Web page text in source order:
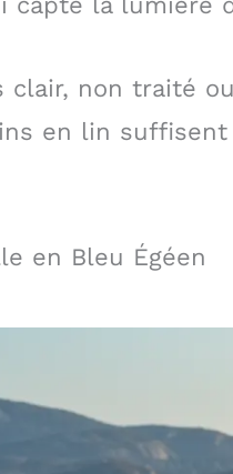
clair, non traité
en lin
en Bleu Égéen